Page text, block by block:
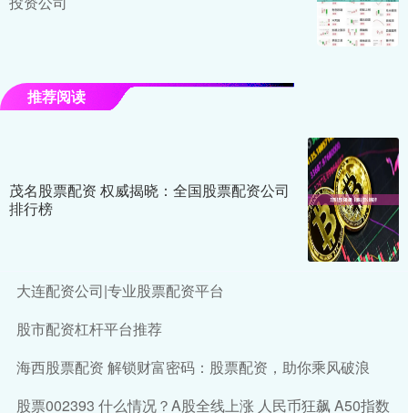
推荐阅读
茂名股票配资 权威揭晓：全国股票配资公司
排行榜
大连配资公司|专业股票配资平台
股市配资杠杆平台推荐
海西股票配资 解锁财富密码：股票配资，助你乘风破浪
股票002393 什么情况？A股全线上涨 人民币狂飙 A50指数